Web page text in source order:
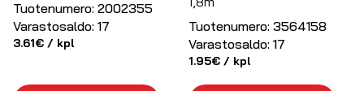
Tuotenumero: 2002355
Varastosaldo: 17
3.61€ / kpl
Tuotenumero: 3564158
Varastosaldo: 17
1.95€ / kpl